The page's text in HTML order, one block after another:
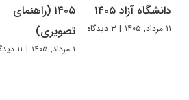
دانشگاه آزاد ۱۴۰۵
۱۱ مرداد, ۱۴۰۵ | ۳ دیدگاه
۱۴۰۵ (راهنمای
تصویری)
۱ مرداد, ۱۴۰۵ | ۱۱ دیدگاه